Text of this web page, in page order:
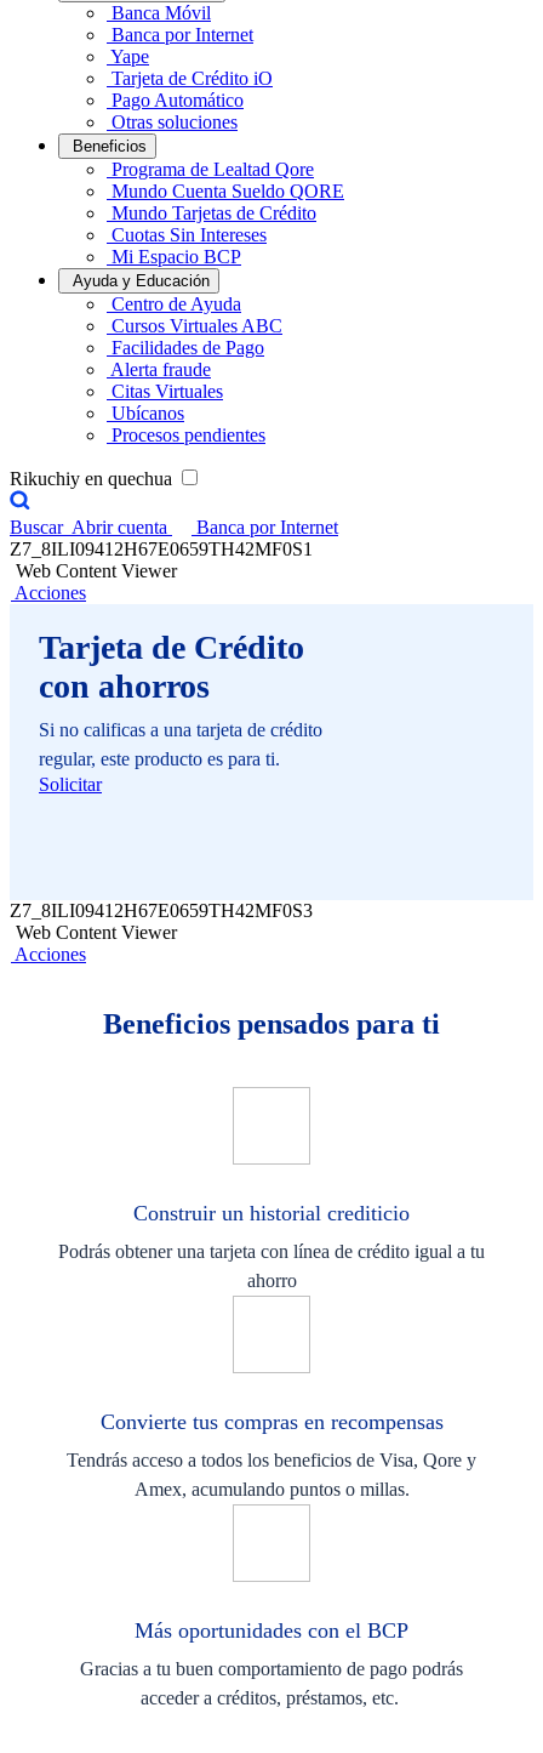
Banca Móvil
Banca por Internet
Yape
Tarjeta de Crédito iO
Pago Automático
Otras soluciones
Beneficios
Programa de Lealtad Qore
Mundo Cuenta Sueldo QORE
Mundo Tarjetas de Crédito
Cuotas Sin Intereses
Mi Espacio BCP
Ayuda y Educación
Centro de Ayuda
Cursos Virtuales ABC
Facilidades de Pago
Alerta fraude
Citas Virtuales
Ubícanos
Procesos pendientes
Rikuchiy en quechua
Buscar Abrir cuenta
Banca por Internet
Z7_8ILI09412H67E0659TH42MF0S1
Web Content Viewer
Acciones
Tarjeta de Crédito
con ahorros
Si no calificas a una tarjeta de crédito
regular, este producto es para ti.
Solicitar
Z7_8ILI09412H67E0659TH42MF0S3
Web Content Viewer
Acciones
Beneficios pensados para ti
Construir un historial crediticio
Podrás obtener una tarjeta con línea de crédito igual a tu
ahorro
Convierte tus compras en recompensas
Tendrás acceso a todos los beneficios de Visa, Qore y
Amex, acumulando puntos o millas.
Más oportunidades con el BCP
Gracias a tu buen comportamiento de pago podrás
acceder a créditos, préstamos, etc.